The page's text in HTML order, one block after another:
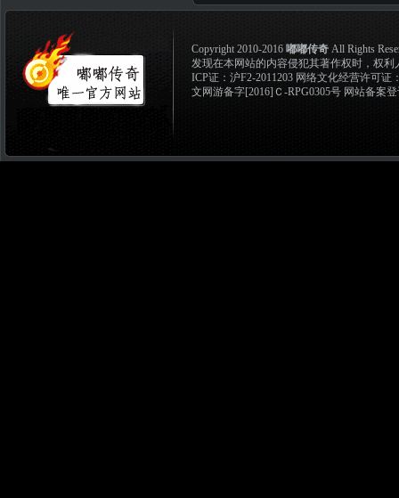
Copyright 2010-2016 嘟嘟传奇 All Rights
发现在本网站的内容侵犯其著作权时，权利
ICP证： 沪F2-2011203 网络文化经营许可证
文网游备字[2016]Ｃ-RPG0305号 网站备案